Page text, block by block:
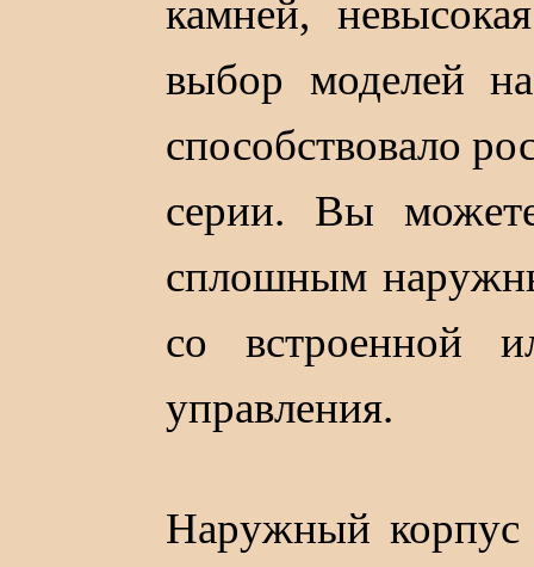
камней,
выбор моделей
способствовало
серии. Вы
сплошным
со встроенной
управления.
Наружный